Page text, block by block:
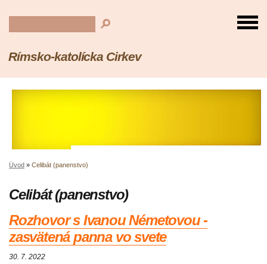
Rímsko-katolícka Cirkev
Úvod » Celibát (panenstvo)
Celibát (panenstvo)
Rozhovor s Ivanou Németovou -
zasvätená panna vo svete
30. 7. 2022